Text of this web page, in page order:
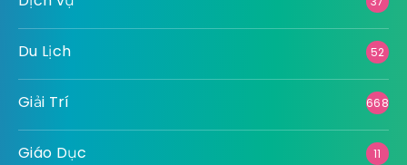
Du Lịch 52
Giải Trí 668
Giáo Dục 11